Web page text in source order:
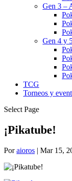
Gen 3 –
Gen 4 y
TCG
Torneos y
Select Page
¡Pikatube!
Poraioros | Mar 15,